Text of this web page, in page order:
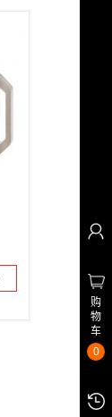
购
物
车
0